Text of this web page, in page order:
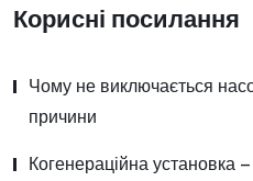
Корисні посилання
Чому не виключається
причини
Когенераційна установка